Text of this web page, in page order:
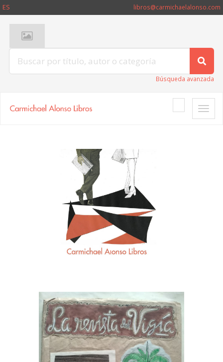
ES libros@carmichaelalonso.com
Búsqueda avanzada
Toggle